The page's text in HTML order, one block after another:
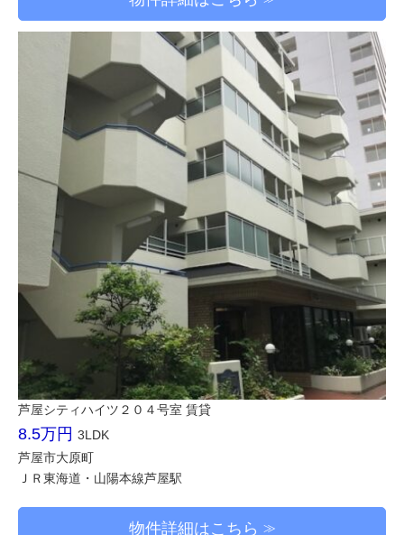
芦屋シティハイツ２０４号室 賃貸
8.5万円 3LDK
芦屋市大原町
ＪＲ東海道・山陽本線芦屋駅
物件詳細はこちら